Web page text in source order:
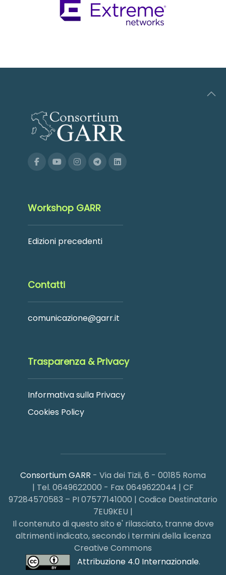
Workshop GARR
Edizioni precedenti
Contatti
comunicazione@garr.it
Trasparenza & Privacy
Informativa sulla Privacy
Cookies Policy
Consortium GARR - Via dei Tizii, 6 - 00185 Roma
| Tel. 0649622000 - Fax 0649622044 | CF
97284570583 – PI 07577141000 | Codice Destinatario
7EU9KEU |
Il contenuto di questo sito e' rilasciato, tranne dove
altrimenti indicato, secondo i termini della licenza
Creative Commons
Attribuzione 4.0 Internazionale.